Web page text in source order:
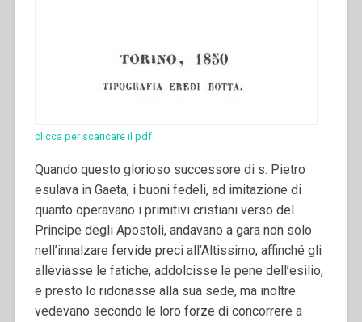
clicca per scaricare il pdf
Quando questo glorioso successore di s. Pietro
esulava in Gaeta, i buoni fedeli, ad imitazione di
quanto operavano i primitivi cristiani verso del
Principe degli Apostoli, andavano a gara non solo
nell’innalzare fervide preci all’Altissimo, affinché gli
alleviasse le fatiche, addolcisse le pene dell’esilio,
e presto lo ridonasse alla sua sede, ma inoltre
vedevano secondo le loro forze di concorrere a